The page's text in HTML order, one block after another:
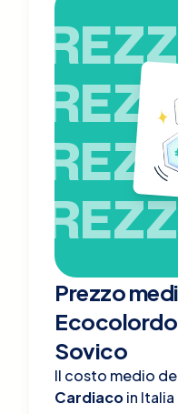
Prezzo
Sovico
Il costo medio
Cardiacoin